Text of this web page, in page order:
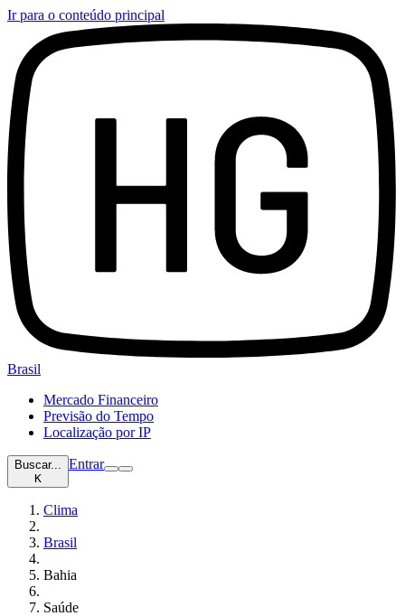
Ir para o conteúdo principal
Brasil
Mercado Financeiro
Previsão do Tempo
Localização por IP
Buscar...
K
Entrar
Clima
Brasil
Bahia
Saúde